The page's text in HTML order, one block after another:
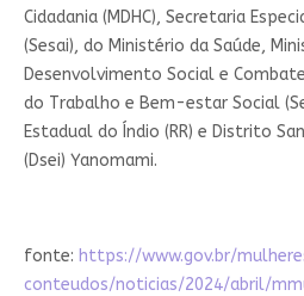
Cidadania (MDHC), Secretaria
(Sesai), do Ministério da Saúde,
Desenvolvimento Social e
do Trabalho e Bem-estar Social
Estadual do Índio (RR) e Distrito
(Dsei) Yanomami.
fonte: https://www.gov.br/
conteudos/noticias/2024/abril/